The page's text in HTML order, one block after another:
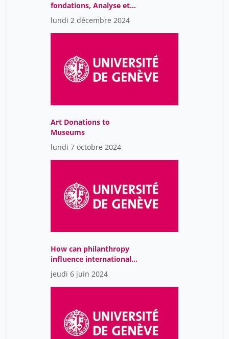
fondations, Analyse et
benchmarking
lundi 2 décembre 2024
Art Donations to
Museums
lundi 7 octobre 2024
How can philanthropy
influence international
agenda?
jeudi 6 juin 2024